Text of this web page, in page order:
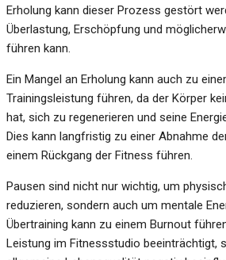
Erholung kann dieser Prozess gestört
Überlastung, Erschöpfung und
führen kann.
Ein Mangel an Erholung kann auch zu
Trainingsleistung führen, da der Körper
hat, sich zu regenerieren und seine
Dies kann langfristig zu einer Abnahme
einem Rückgang der Fitness führen.
Pausen sind nicht nur wichtig, um
reduzieren, sondern auch um mentale
Übertraining kann zu einem Burnout
Leistung im Fitnessstudio beeinträchtigt,